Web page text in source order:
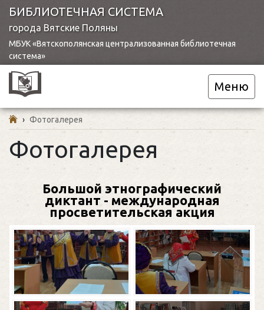
БИБЛИОТЕЧНАЯ СИСТЕМА
города Вятские Поляны
МБУК «Вятскополянская централизованная библиотечная
система»
Меню
› Фотогалерея
Фотогалерея
Большой этнографический
диктант - международная
просветительская акция